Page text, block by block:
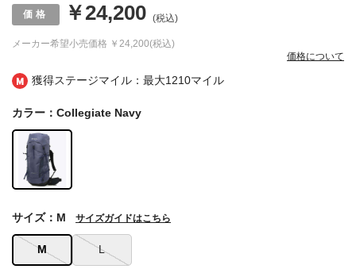
獲得ステージマイル：最大1210マイル
メーカー希望小売価格 ￥24,200(税込)
￥24,200 (税込)
価格について
カラー：Collegiate Navy
M L
サイズ：M サイズガイドはこちら